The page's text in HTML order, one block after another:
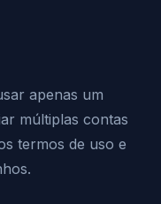
apenas um
múltiplas contas
termos de uso e